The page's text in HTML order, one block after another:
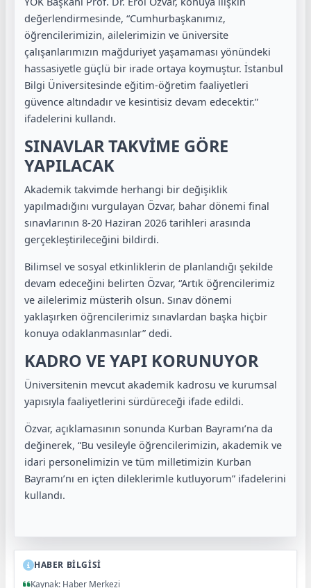
değerlendirmesinde, “Cumhurbaşkanımız,
öğrencilerimizin, ailelerimizin ve üniversite
çalışanlarımızın mağduriyet yaşamaması yönündeki
hassasiyetle güçlü bir irade ortaya koymuştur. İstanbul
Bilgi Üniversitesinde eğitim-öğretim faaliyetleri
güvence altındadır ve kesintisiz devam edecektir.”
ifadelerini kullandı.
SINAVLAR TAKVİME GÖRE
YAPILACAK
Akademik takvimde herhangi bir değişiklik
yapılmadığını vurgulayan Özvar, bahar dönemi final
sınavlarının 8-20 Haziran 2026 tarihleri arasında
gerçekleştirileceğini bildirdi.
Bilimsel ve sosyal etkinliklerin de planlandığı şekilde
devam edeceğini belirten Özvar, “Artık öğrencilerimiz
ve ailelerimiz müsterih olsun. Sınav dönemi
yaklaşırken öğrencilerimiz sınavlardan başka hiçbir
konuya odaklanmasınlar” dedi.
KADRO VE YAPI KORUNUYOR
Üniversitenin mevcut akademik kadrosu ve kurumsal
yapısıyla faaliyetlerini sürdüreceği ifade edildi.
Özvar, açıklamasının sonunda Kurban Bayramı’na da
değinerek, “Bu vesileyle öğrencilerimizin, akademik ve
idari personelimizin ve tüm milletimizin Kurban
Bayramı’nı en içten dileklerimle kutluyorum” ifadelerini
kullandı.
HABER BİLGİSİ
Kaynak: Haber Merkezi